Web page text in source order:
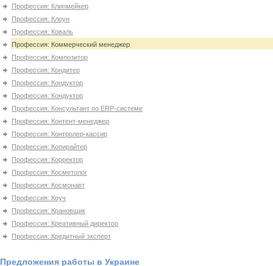
Профессия: Клипмейкер
Профессия: Клоун
Профессия: Коваль
Профессия: Коммерческий менеджер
Профессия: Композитор
Профессия: Кондитер
Профессия: Кондуктор
Профессия: Кондуктор
Профессия: Консультант по ERP-системе
Профессия: Контент-менеджер
Профессия: Контролер-кассир
Профессия: Копирайтер
Профессия: Корректор
Профессия: Косметолог
Профессия: Космонавт
Профессия: Коуч
Профессия: Крановщик
Профессия: Креативный директор
Профессия: Кредитный эксперт
Предложения работы в Украине